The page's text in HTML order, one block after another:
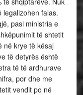
legalizohen falas.
pasi ministria e
të shtetit
në krye të kësaj
të detyrës është
të të ardhurave
por dhe me
vendit po në